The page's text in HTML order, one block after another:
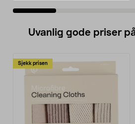
Uvanlig gode priser
Sjekk prisen